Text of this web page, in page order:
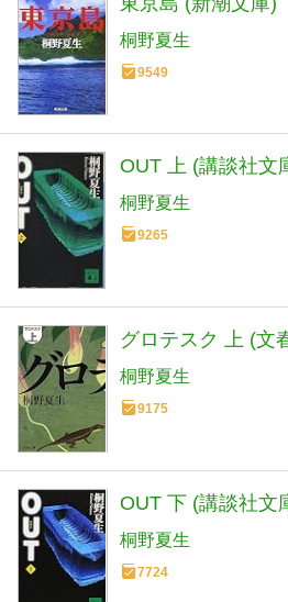
桐野夏生
9549
OUT 上 (講談社文
桐野夏生
9265
グロテスク 上 (文
桐野夏生
9175
OUT 下 (講談社文
桐野夏生
7724